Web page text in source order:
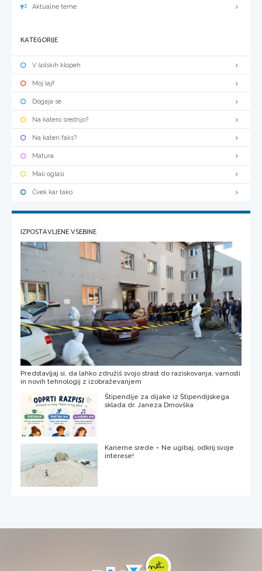
Aktualne teme
KATEGORIJE
V šolskih klopeh
Moj lajf
Dogaja se
Na katero srednjo?
Na kateri faks?
Matura
Mali oglasi
Čvek kar tako
IZPOSTAVLJENE VSEBINE
Predstavljaj si, da lahko združiš svojo strast do raziskovanja, varnosti
in novih tehnologij z izobraževanjem
Štipendije za dijake iz Štipendijskega
sklada dr. Janeza Drnovška
Karierne srede – Ne ugibaj, odkrij svoje
interese!